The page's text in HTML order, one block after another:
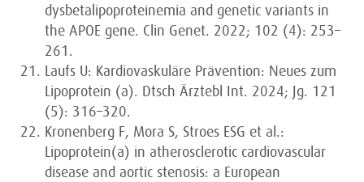
dysbetalipoproteinemia and genetic variants in
the APOE gene. Clin Genet. 2022; 102 (4): 253–
261.
Laufs U: Kardiovaskuläre Prävention: Neues zum
Lipoprotein (a). Dtsch Ärztebl Int. 2024; Jg. 121
(5): 316–320.
Kronenberg F, Mora S, Stroes ESG et al.:
Lipoprotein(a) in atherosclerotic cardiovascular
disease and aortic stenosis: a European